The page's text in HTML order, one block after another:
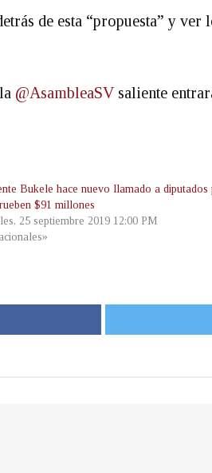
de esta “propuesta” y
@AsambleaSVsaliente
Bukele hace nuevo llamado a diputados
$91 millones
25 septiembre 2019 12:00 PM